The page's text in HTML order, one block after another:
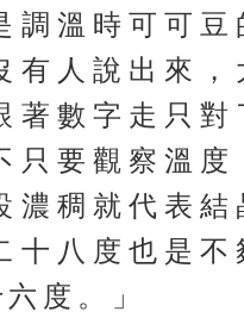
調溫時可可
有人說出來
著數字走只
只要觀察溫
濃稠就代表
十八度也是
度。」